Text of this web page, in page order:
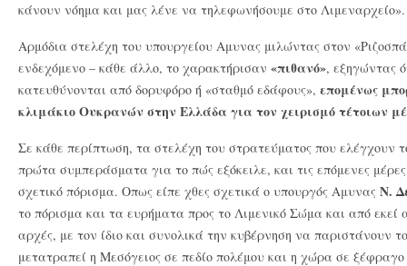
κάνουν νόημα και μας λένε να τηλεφωνήσουμε στο Λιμεναρχείο».
Αρμόδια στελέχη του υπουργείου Αμυνας μιλώντας στον
ενδεχόμενο – κάθε άλλο, το χαρακτήρισαν «πιθανό», εξηγώντας
κατευθύνονται από δορυφόρο ή «σταθμό εδάφους», επομένως
κλιμάκιο Ουκρανών στην Ελλάδα για τον χειρισμό τέτοιων
Σε κάθε περίπτωση, τα στελέχη του στρατεύματος που ελέγχουν
πρώτα συμπεράσματα για το πώς εξόκειλε, και τις επόμενες
σχετικό πόρισμα. Οπως είπε χθες σχετικά ο υπουργός Αμυνας Ν.
το πόρισμα και τα ευρήματα προς το Λιμενικό Σώμα και από εκεί
αρχές, με τον ίδιο και συνολικά την κυβέρνηση να παριστάνουν
μετατραπεί η Μεσόγειος σε πεδίο πολέμου και η χώρα σε